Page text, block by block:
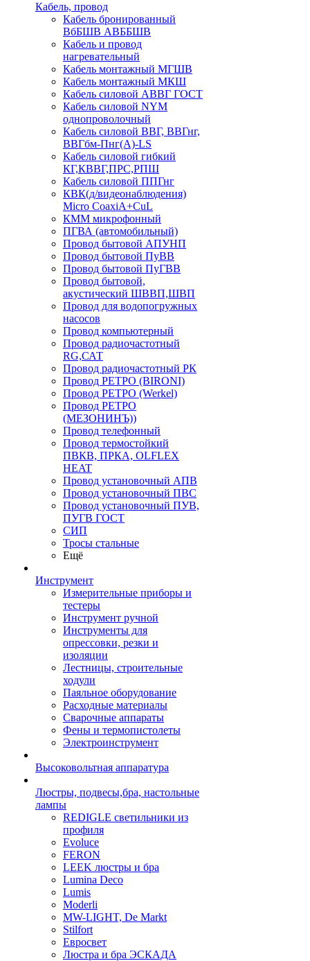
Кабель, провод
Кабель бронированный
ВбБШВ АВББШВ
Кабель и провод
нагревательный
Кабель монтажный МГШВ
Кабель монтажный МКШ
Кабель силовой АВВГ ГОСТ
Кабель силовой NYM
однопроволочный
Кабель силовой ВВГ, ВВГнг,
ВВГбм-Пнг(А)-LS
Кабель силовой гибкий
КГ,КВВГ,ПРС,РПШ
Кабель силовой ППГнг
КВК(д/видеонаблюдения)
Micro CoaxiA+CuL
КММ микрофонный
ПГВА (автомобильный)
Провод бытовой АПУНП
Провод бытовой ПуВВ
Провод бытовой ПуГВВ
Провод бытовой,
акустический ШВВП,ШВП
Провод для водопогружных
насосов
Провод компьютерный
Провод радиочастотный
RG,САТ
Провод радиочастотный РК
Провод РЕТРО (BIRONI)
Провод РЕТРО (Werkel)
Провод РЕТРО
(МЕЗОНИНЪ))
Провод телефонный
Провод термостойкий
ПВКВ, ПРКА, OLFLEX
HEAT
Провод установочный АПВ
Провод установочный ПВС
Провод установочный ПУВ,
ПУГВ ГОСТ
СИП
Тросы стальные
Ещё
Инструмент
Измерительные приборы и
тестеры
Инструмент ручной
Инструменты для
опрессовки, резки и
изоляции
Лестницы, строительные
ходули
Паяльное оборудование
Расходные материалы
Сварочные аппараты
Фены и термопистолеты
Электроинструмент
Высоковольтная аппаратура
Люстры, подвесы,бра, настольные
лампы
REDIGLE светильники из
профиля
Evoluce
FERON
LEEK люстры и бра
Lumina Deco
Lumis
Moderli
MW-LIGHT, De Markt
Stilfort
Евросвет
Люстра и бра ЭСКАДА